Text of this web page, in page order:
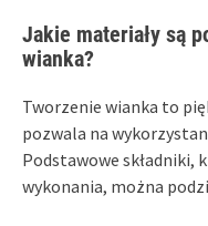
Jakie materiały są
wianka?
Tworzenie wianka to
pozwala na
Podstawowe składniki,
wykonania, można